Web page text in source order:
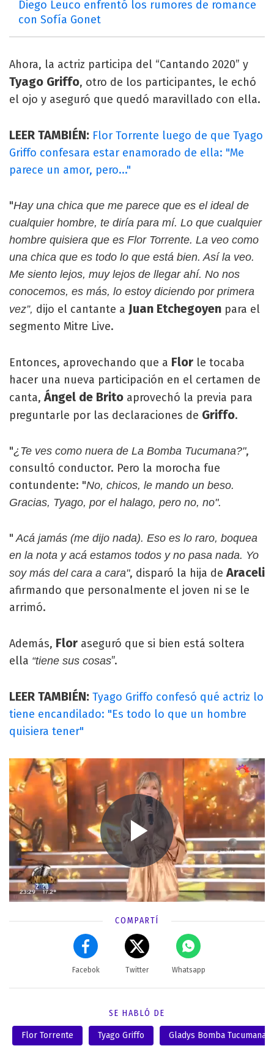
Diego Leuco enfrentó los rumores de romance
con Sofía Gonet
Ahora, la actriz participa del “Cantando 2020” y
Tyago Griffo, otro de los participantes, le echó
el ojo y aseguró que quedó maravillado con ella.
LEER TAMBIÉN: Flor Torrente luego de que Tyago
Griffo confesara estar enamorado de ella: "Me
parece un amor, pero..."
"Hay una chica que me parece que es el ideal de
cualquier hombre, te diría para mí. Lo que cualquier
hombre quisiera que es Flor Torrente. La veo como
una chica que es todo lo que está bien. Así la veo.
Me siento lejos, muy lejos de llegar ahí. No nos
conocemos, es más, lo estoy diciendo por primera
vez”, dijo el cantante a Juan Etchegoyen para el
segmento Mitre Live.
Entonces, aprovechando que a Flor le tocaba
hacer una nueva participación en el certamen de
canta,Ángel de Brito aprovechó la previa para
preguntarle por las declaraciones de Griffo.
"¿Te ves como nuera de La Bomba Tucumana?",
consultó conductor. Pero la morocha fue
contundente: "No, chicos, le mando un beso.
Gracias, Tyago, por el halago, pero no, no".
" Acá jamás (me dijo nada). Eso es lo raro, boquea
en la nota y acá estamos todos y no pasa nada. Yo
soy más del cara a cara", disparó la hija deAraceli
afirmando que personalmente el joven ni se le
arrimó.
Además, Flor aseguró que si bien está soltera
ella “tiene sus cosas”.
LEER TAMBIÉN: Tyago Griffo confesó qué actriz lo
tiene encandilado: "Es todo lo que un hombre
quisiera tener"
COMPARTÍ
Facebok Twitter Whatsapp
SE HABLÓ DE
Flor Torrente Tyago Griffo Gladys Bomba Tucumana